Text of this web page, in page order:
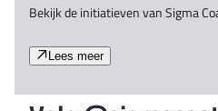
Bekijk de initiatieven van Sigma
Lees meer